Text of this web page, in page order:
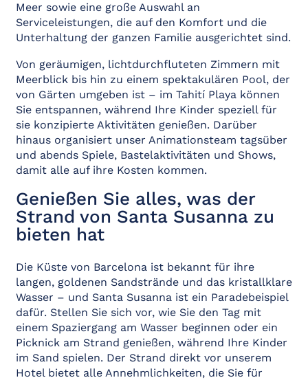
Meer sowie eine große Auswahl an
Serviceleistungen, die auf den Komfort und die
Unterhaltung der ganzen Familie ausgerichtet sind.
Von geräumigen, lichtdurchfluteten Zimmern mit
Meerblick bis hin zu einem spektakulären Pool, der
von Gärten umgeben ist – im Tahití Playa können
Sie entspannen, während Ihre Kinder speziell für
sie konzipierte Aktivitäten genießen. Darüber
hinaus organisiert unser Animationsteam tagsüber
und abends Spiele, Bastelaktivitäten und Shows,
damit alle auf ihre Kosten kommen.
Genießen Sie alles, was der
Strand von Santa Susanna zu
bieten hat
Die Küste von Barcelona ist bekannt für ihre
langen, goldenen Sandstrände und das kristallklare
Wasser – und Santa Susanna ist ein Paradebeispiel
dafür. Stellen Sie sich vor, wie Sie den Tag mit
einem Spaziergang am Wasser beginnen oder ein
Picknick am Strand genießen, während Ihre Kinder
im Sand spielen. Der Strand direkt vor unserem
Hotel bietet alle Annehmlichkeiten, die Sie für